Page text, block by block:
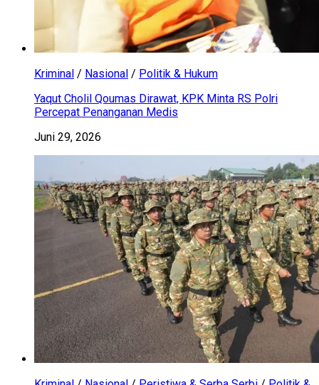
Kriminal / Nasional / Politik & Hukum
Yaqut Cholil Qoumas Dirawat, KPK Minta RS Polri
Percepat Penanganan Medis
Juni 29, 2026